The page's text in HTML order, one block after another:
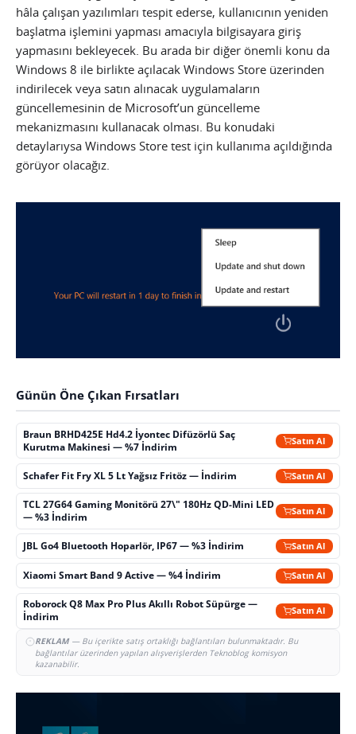
hâla çalışan yazılımları tespit ederse, kullanıcının yeniden
başlatma işlemini yapması amacıyla bilgisayara giriş
yapmasını bekleyecek. Bu arada bir diğer önemli konu da
Windows 8 ile birlikte açılacak Windows Store üzerinden
indirilecek veya satın alınacak uygulamaların
güncellemesinin de Microsoft’un güncelleme
mekanizmasını kullanacak olması. Bu konudaki
detaylarıysa Windows Store test için kullanıma açıldığında
görüyor olacağız.
Günün Öne Çıkan Fırsatları
Braun BRHD425E Hd4.2 İyontec Difüzörlü Saç
Kurutma Makinesi — %7 İndirim
Satın Al
Schafer Fit Fry XL 5 Lt Yağsız Fritöz — İndirim Satın Al
TCL 27G64 Gaming Monitörü 27\" 180Hz QD-Mini LED
— %3 İndirim
Satın Al
JBL Go4 Bluetooth Hoparlör, IP67 — %3 İndirim Satın Al
Xiaomi Smart Band 9 Active — %4 İndirim Satın Al
Roborock Q8 Max Pro Plus Akıllı Robot Süpürge —
İndirim
Satın Al
REKLAM— Bu içerikte satış ortaklığı bağlantıları bulunmaktadır. Bu
bağlantılar üzerinden yapılan alışverişlerden Teknoblog komisyon
kazanabilir.